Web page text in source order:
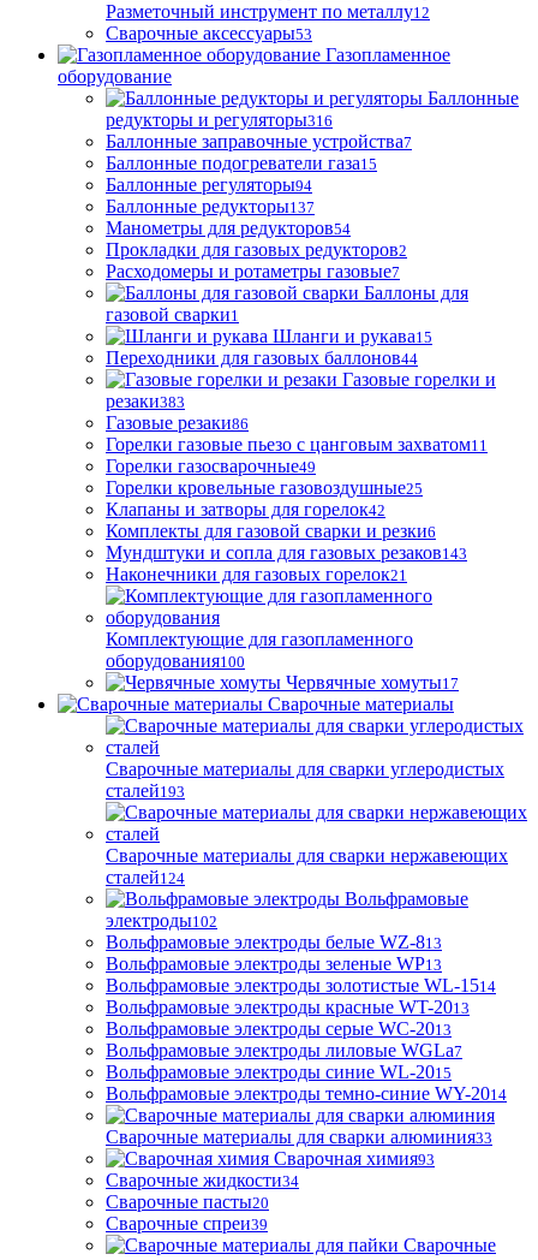
Разметочный инструмент по металлу12
Сварочные аксессуары53
Газопламенное
оборудование
Баллонные
редукторы и регуляторы316
Баллонные заправочные устройства7
Баллонные подогреватели газа15
Баллонные регуляторы94
Баллонные редукторы137
Манометры для редукторов54
Прокладки для газовых редукторов2
Расходомеры и ротаметры газовые7
Баллоны для
газовой сварки1
Шланги и рукава15
Переходники для газовых баллонов44
Газовые горелки и
резаки383
Газовые резаки86
Горелки газовые пьезо с цанговым захватом11
Горелки газосварочные49
Горелки кровельные газовоздушные25
Клапаны и затворы для горелок42
Комплекты для газовой сварки и резки6
Мундштуки и сопла для газовых резаков143
Наконечники для газовых горелок21
Комплектующие для газопламенного
оборудования100
Червячные хомуты17
Сварочные материалы
Сварочные материалы для сварки углеродистых
сталей193
Сварочные материалы для сварки нержавеющих
сталей124
Вольфрамовые
электроды102
Вольфрамовые электроды белые WZ-813
Вольфрамовые электроды зеленые WP13
Вольфрамовые электроды золотистые WL-1514
Вольфрамовые электроды красные WT-2013
Вольфрамовые электроды серые WC-2013
Вольфрамовые электроды лиловые WGLa7
Вольфрамовые электроды синие WL-2015
Вольфрамовые электроды темно-синие WY-2014
Сварочные материалы для сварки алюминия33
Сварочная химия93
Сварочные жидкости34
Сварочные пасты20
Сварочные спреи39
Сварочные